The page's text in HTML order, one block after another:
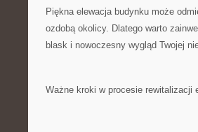
Piękna ⁢elewacja budynku może
ozdobą okolicy. Dlatego warto
⁢blask⁢ i nowoczesny wygląd ⁤Twojej‌
Ważne kroki w procesie rewitalizacji